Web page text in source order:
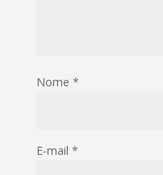
Nome *
E-mail *